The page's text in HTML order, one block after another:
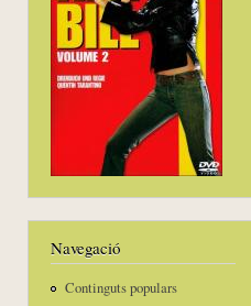
Navegació
Continguts populars